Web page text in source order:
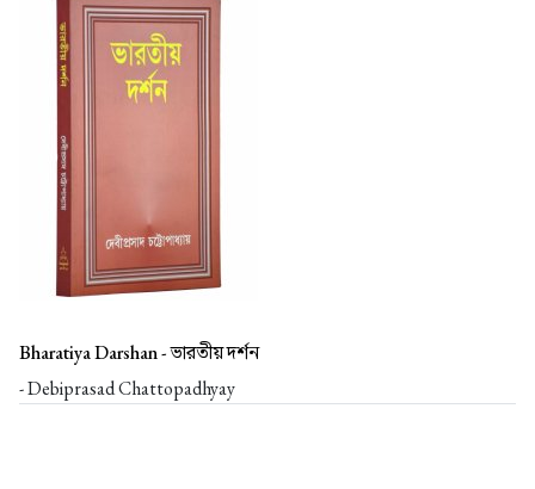
Bharatiya Darshan -ভারতীয় দর্শন
- Debiprasad Chattopadhyay